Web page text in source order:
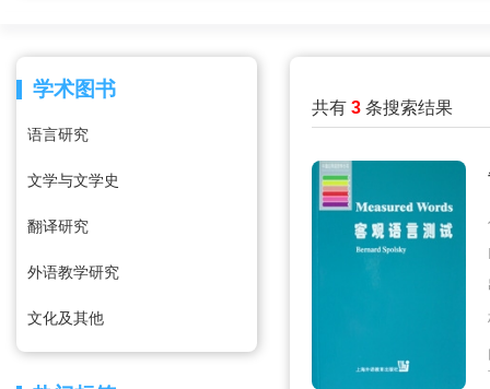
学术图书
语言研究
文学与文学史
翻译研究
外语教学研究
文化及其他
共有 3 条搜索结果